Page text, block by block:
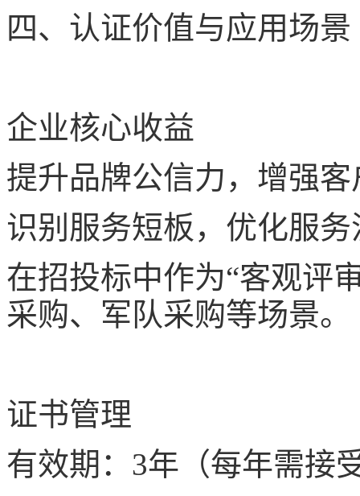
四、认证价值与应用场景
企业核心收益
提升品牌公信力，增强
识别服务短板，优化服务
在招投标中作为“客观评
采购、军队采购等场景。
证书管理
有效期： 3年（每年需接